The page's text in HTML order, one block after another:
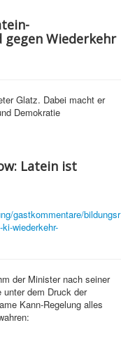
gegen Wiederkehr
Glatz. Dabei macht er
Demokratie
Latein ist
gastkommentare/bildungsr
wiederkehr-
der Minister nach seiner
dem Druck der
Kann-Regelung alles